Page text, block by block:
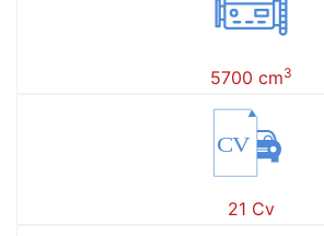
5700 cm3
CV
21 Cv